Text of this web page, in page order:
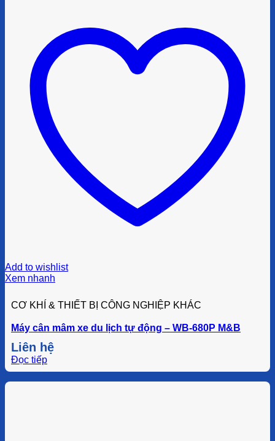
Add to wishlist
Xem nhanh
CƠ KHÍ & THIẾT BỊ CÔNG NGHIỆP KHÁC
Máy cân mâm xe du lịch tự động – WB-680P M&B
Liên hệ
Đọc tiếp